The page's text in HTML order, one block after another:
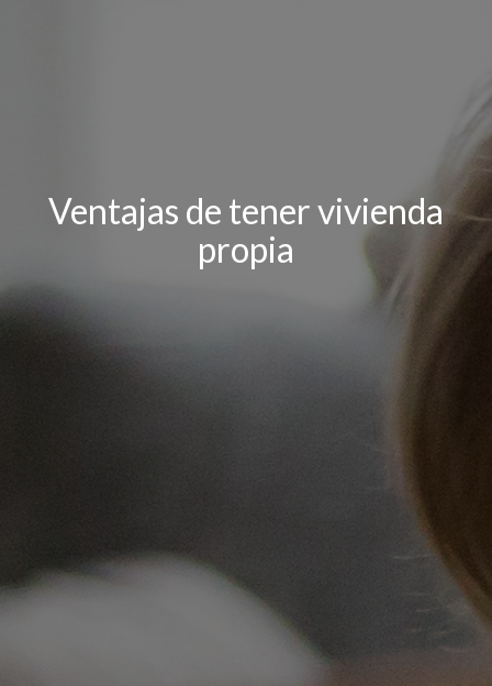
Ventajas de tener vivienda
propia